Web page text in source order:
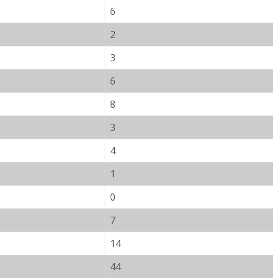
6
2
3
6
8
3
4
1
0
7
14
44